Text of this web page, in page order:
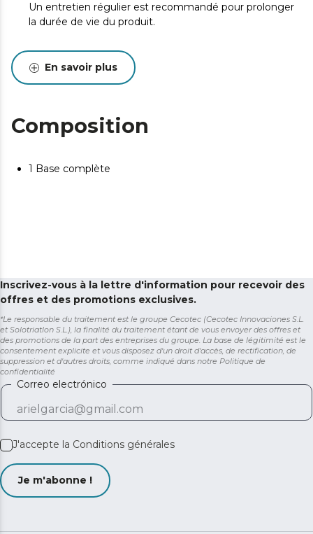
Un entretien régulier est recommandé pour prolonger
la durée de vie du produit.
En savoir plus
Composition
1 Base complète
Inscrivez-vous à la lettre d'information pour recevoir des
offres et des promotions exclusives.
*Le responsable du traitement est le groupe Cecotec (Cecotec Innovaciones S.L.
et Solotriatlon S.L.), la finalité du traitement étant de vous envoyer des offres et
des promotions de la part des entreprises du groupe. La base de légitimité est le
consentement explicite et vous disposez d'un droit d'accès, de rectification, de
suppression et d'autres droits, comme indiqué dans notre Politique de
confidentialité
Correo electrónico
J'accepte la Conditions générales
Je m'abonne !